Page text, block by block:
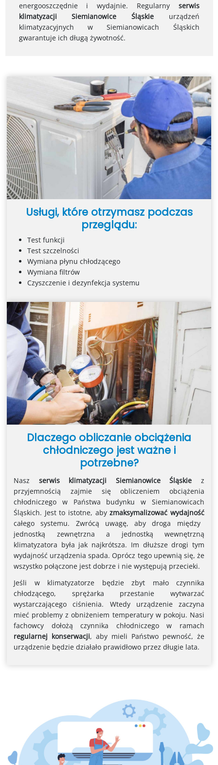
energooszczędnie i wydajnie. Regularny serwis
klimatyzacji Siemianowice Śląskie urządzeń
klimatyzacyjnych w Siemianowicach Śląskich
gwarantuje ich długą żywotność.
Usługi, które otrzymasz podczas
przeglądu:
Test funkcji
Test szczelności
Wymiana płynu chłodzącego
Wymiana filtrów
Czyszczenie i dezynfekcja systemu
Dlaczego obliczanie obciążenia
chłodniczego jest ważne i
potrzebne?
Nasz serwis klimatyzacji Siemianowice Śląskie z
przyjemnością zajmie się obliczeniem obciążenia
chłodniczego w Państwa budynku w Siemianowicach
Śląskich. Jest to istotne, abyzmaksymalizować wydajność
całego systemu. Zwrócą uwagę, aby droga między
jednostką zewnętrzna a jednostką wewnętrzną
klimatyzatora była jak najkrótsza. Im dłuższe drogi tym
wydajność urządzenia spada. Oprócz tego upewnią się, że
wszystko połączone jest dobrze i nie występują przecieki.
Jeśli w klimatyzatorze będzie zbyt mało czynnika
chłodzącego, sprężarka przestanie wytwarzać
wystarczającego ciśnienia. Wtedy urządzenie zaczyna
mieć problemy z obniżeniem temperatury w pokoju. Nasi
fachowcy dołożą czynnika chłodniczego w ramach
regularnej konserwacji, aby mieli Państwo pewność, że
urządzenie będzie działało prawidłowo przez długie lata.